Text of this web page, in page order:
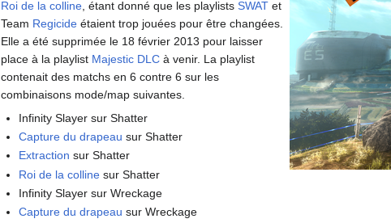
Roi de la colline , étant donné que les playlists SWAT et
Team Regicide étaient trop jouées pour être changées.
Elle a été supprimée le 18 février 2013 pour laisser
place à la playlist Majestic DLC à venir. La playlist
contenait des matchs en 6 contre 6 sur les
combinaisons mode/map suivantes.
Infinity Slayer sur Shatter
Capture du drapeau sur Shatter
Extraction sur Shatter
Roi de la colline sur Shatter
Infinity Slayer sur Wreckage
Capture du drapeau sur Wreckage